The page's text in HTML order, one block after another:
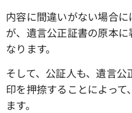
内容に間違いがない場合
が、遺言公正証書の原本
なります。
そして、公証人も、遺言
印を押捺することによっ
ます。